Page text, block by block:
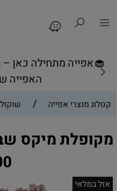
🧁אפייה מתחילה כאן
האפייה
קטלוג מוצרי אפייה /
מקופלת מיקס
אזל במלאי